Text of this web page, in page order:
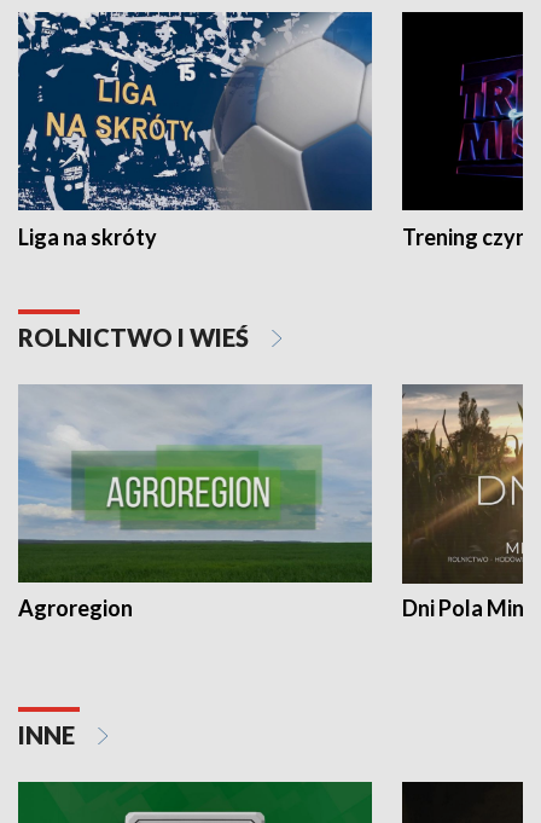
Liga na skróty Trening czyni
ROLNICTWO I WIEŚ
Agroregion Dni Pola
INNE